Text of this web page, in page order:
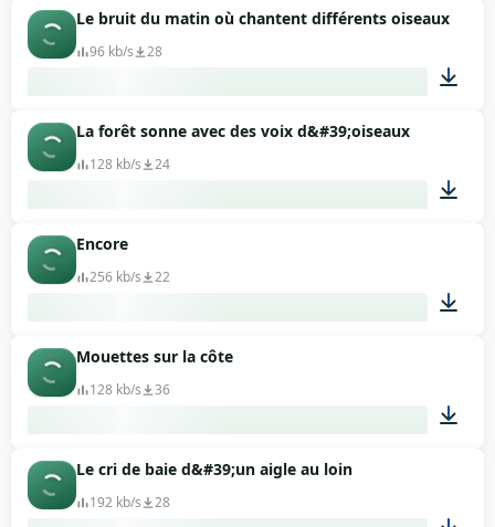
00:04
Le bruit du matin où chantent différents oiseaux
96 kb/s 28
La forêt sonne avec des voix d&#39;oiseaux
128 kb/s 24
Encore
256 kb/s 22
Mouettes sur la côte
128 kb/s 36
Le cri de baie d&#39;un aigle au loin
192 kb/s 28